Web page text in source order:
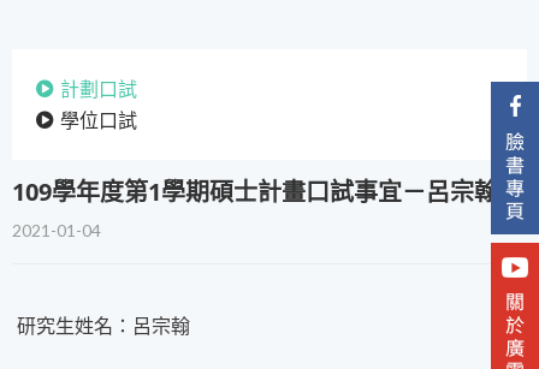
計劃口試
學位口試
109學年度第1學期碩士計畫口試事宜－呂宗翰
2021-01-04
研究生姓名：呂宗翰